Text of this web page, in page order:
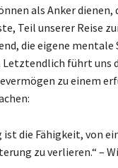
als Anker
Teil unserer Reise
die eigene mentale
Letztendlich führt uns
zu einem
ist die Fähigkeit, von
zu verlieren.“ –